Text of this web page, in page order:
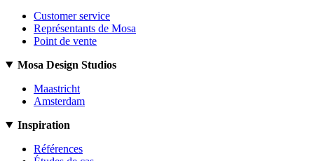
Customer service
Représentants de Mosa
Point de vente
Mosa Design Studios
Maastricht
Amsterdam
Inspiration
Références